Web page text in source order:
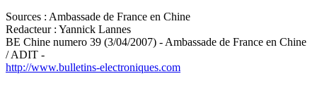
Sources : Ambassade de France en Chine
Redacteur : Yannick Lannes
BE Chine numero 39 (3/04/2007) - Ambassade de France en Chine
/ ADIT -
http://www.bulletins-electroniques.com